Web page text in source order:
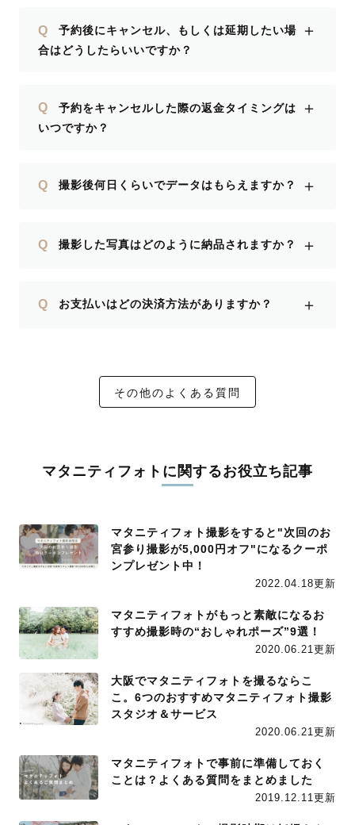
Q
予約後にキャンセル、もしくは延期したい場
合はどうしたらいいですか？
＋
Q
予約をキャンセルした際の返金タイミングは
いつですか？
＋
Q 撮影後何日くらいでデータはもらえますか？ ＋
Q 撮影した写真はどのように納品されますか？ ＋
Q お支払いはどの決済方法がありますか？ ＋
その他のよくある質問
マタニティフォトに関するお役立ち記事
マタニティフォト撮影をすると"次回のお
宮参り撮影が5,000円オフ"になるクーポ
ンプレゼント中！
2022.04.18更新
マタニティフォトがもっと素敵になるお
すすめ撮影時の“おしゃれポーズ”9選！
2020.06.21更新
大阪でマタニティフォトを撮るならこ
こ。6つのおすすめマタニティフォト撮影
スタジオ＆サービス
2020.06.21更新
マタニティフォトで事前に準備しておく
ことは？よくある質問をまとめました
2019.12.11更新